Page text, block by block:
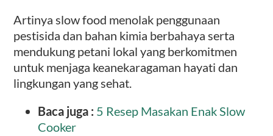
Artinya slow food menolak penggunaan
pestisida dan bahan kimia berbahaya serta
mendukung petani lokal yang berkomitmen
untuk menjaga keanekaragaman hayati dan
lingkungan yang sehat.
Baca juga : 5 Resep Masakan Enak Slow
Cooker